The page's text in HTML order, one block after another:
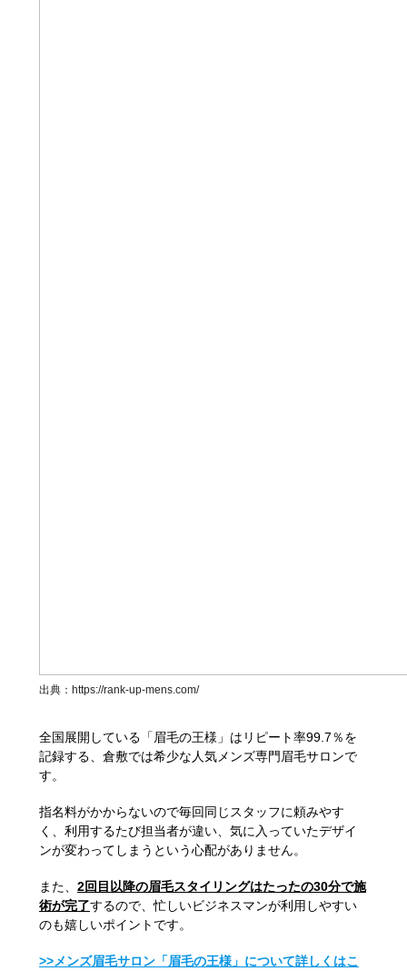
出典： https://rank-up-mens.com/
全国展開している「眉毛の王様」はリピート率99.7％を
記録する、倉敷では希少な人気メンズ専門眉毛サロンで
す。
指名料がかからないので毎回同じスタッフに頼みやす
く、利用するたび担当者が違い、気に入っていたデザイ
ンが変わってしまうという心配がありません。
また、 2回目以降の眉毛スタイリングはたったの30分で施
術が完了するので、忙しいビジネスマンが利用しやすい
のも嬉しいポイントです。
>>メンズ眉毛サロン「眉毛の王様」について詳しくはこ